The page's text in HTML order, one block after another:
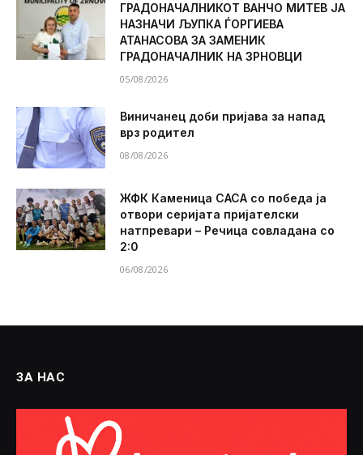
ГРАДОНАЧАЛНИКОТ ВАНЧО МИТЕВ ЈА
НАЗНАЧИ ЉУПКА ЃОРГИЕВА
АТАНАСОВА ЗА ЗАМЕНИК
ГРАДОНАЧАЛНИК НА ЗРНОВЦИ
05/08/2026
Виничанец доби пријава за напад
врз родител
08/08/2026
ЖФК Каменица САСА со победа ја
отвори серијата пријателски
натпревари – Речица совладана со
2:0
06/08/2026
ЗА НАС